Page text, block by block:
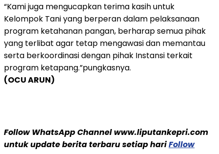
“Kami juga mengucapkan terima kasih untuk
Kelompok Tani yang berperan dalam pelaksanaan
program ketahanan pangan, berharap semua pihak
yang terlibat agar tetap mengawasi dan memantau
serta berkoordinasi dengan pihak Instansi terkait
program ketapang.”pungkasnya.
(OCU ARUN)
Follow WhatsApp Channel www.liputankepri.com
untuk update berita terbaru setiap hariFollow